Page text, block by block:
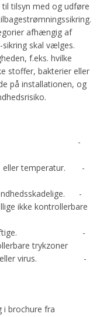
tilsyn med og udføre
afhængig af
skal vælges.
f.eks. hvilke
stoffer, bakterier eller
på installationen, og
-
eller temperatur. -
-
ikke kontrollerbare
være giftige. -
trykzoner
eller virus. -
i brochure fra